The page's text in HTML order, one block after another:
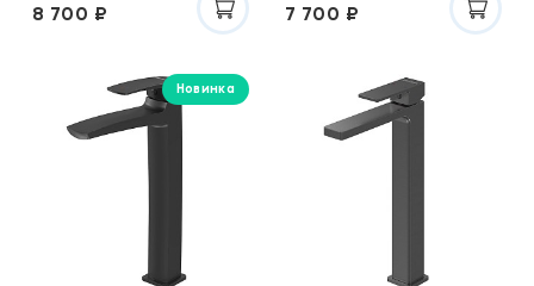
8 700 ₽ 7 700 ₽
Новинка